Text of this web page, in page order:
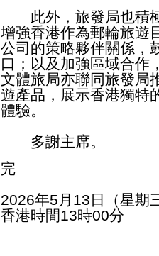
此外，旅發局也積極
增強香港作為郵輪旅遊
公司的策略夥伴關係，
口；以及加強區域合作
文體旅局亦聯同旅發局
遊產品，展示香港獨特
體驗。
多謝主席。
完
2026年5月13日（星期
香港時間13時00分